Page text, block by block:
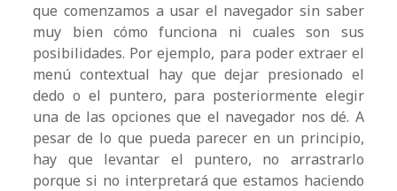
que comenzamos a usar el navegador sin saber
muy bien cómo funciona ni cuales son sus
posibilidades. Por ejemplo, para poder extraer el
menú contextual hay que dejar presionado el
dedo o el puntero, para posteriormente elegir
una de las opciones que el navegador nos dé. A
pesar de lo que pueda parecer en un principio,
hay que levantar el puntero, no arrastrarlo
porque si no interpretará que estamos haciendo